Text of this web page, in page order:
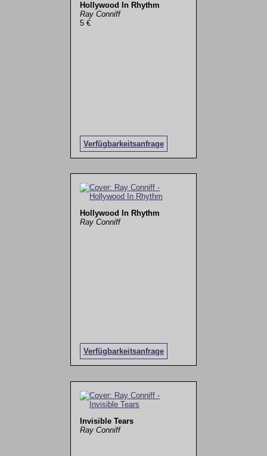
Hollywood In Rhythm
Ray Conniff
5 €
Verfügbarkeitsanfrage
Hollywood In Rhythm
Ray Conniff
Verfügbarkeitsanfrage
Invisible Tears
Ray Conniff